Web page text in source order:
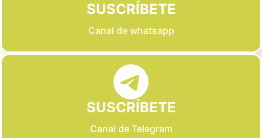
SUSCRÍBETE
Canal de whatsapp
SUSCRÍBETE
Canal de Telegram